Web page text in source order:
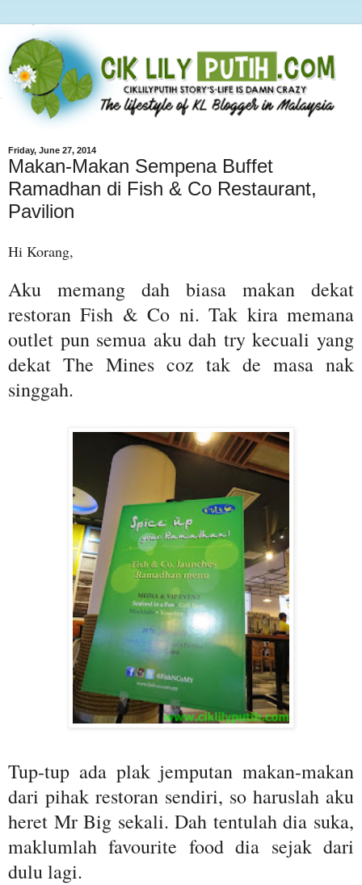
Friday, June 27, 2014
Makan-Makan Sempena Buffet
Ramadhan di Fish & Co Restaurant,
Pavilion
Hi Korang,
Aku memang dah biasa makan dekat
restoran Fish & Co ni. Tak kira memana
outlet pun semua aku dah try kecuali yang
dekat The Mines coz tak de masa nak
singgah.
Tup-tup ada plak jemputan makan-makan
dari pihak restoran sendiri, so haruslah aku
heret Mr Big sekali. Dah tentulah dia suka,
maklumlah favourite food dia sejak dari
dulu lagi.